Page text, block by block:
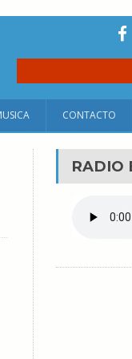
CONTACTO
RADIO